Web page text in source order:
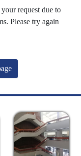
request due to
Please try again